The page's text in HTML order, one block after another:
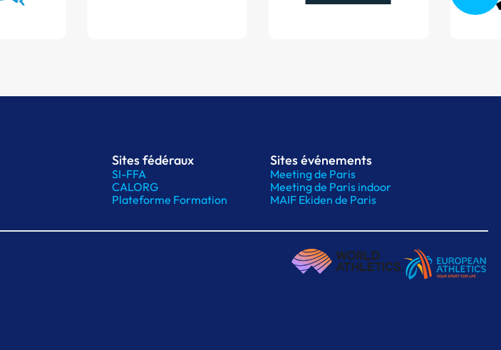
Sites fédéraux
SI-FFA
CALORG
Plateforme Formation
Sites événements
Meeting de Paris
Meeting de Paris indoor
MAIF Ekiden de Paris